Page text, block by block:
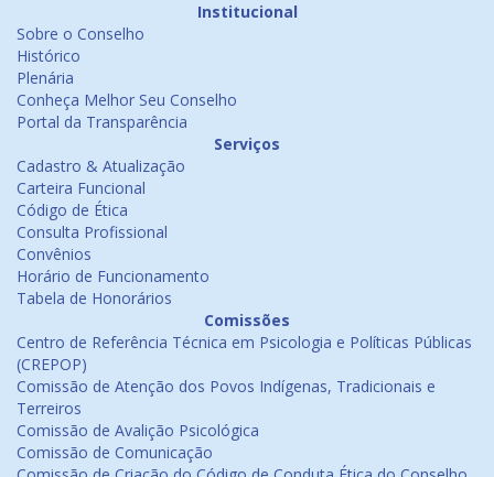
Institucional
Sobre o Conselho
Histórico
Plenária
Conheça Melhor Seu Conselho
Portal da Transparência
Serviços
Cadastro & Atualização
Carteira Funcional
Código de Ética
Consulta Profissional
Convênios
Horário de Funcionamento
Tabela de Honorários
Comissões
Centro de Referência Técnica em Psicologia e Políticas Públicas
(CREPOP)
Comissão de Atenção dos Povos Indígenas, Tradicionais e
Terreiros
Comissão de Avalição Psicológica
Comissão de Comunicação